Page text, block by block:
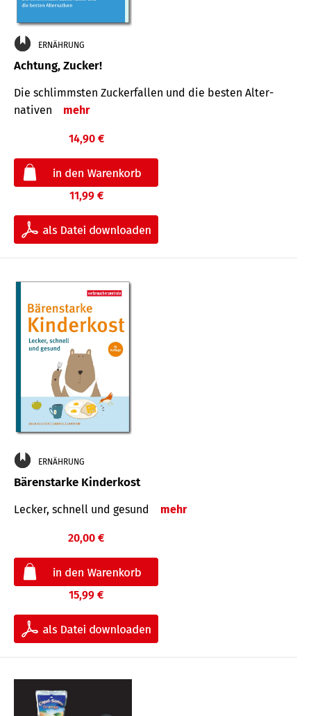
ERNÄHRUNG
Achtung, Zucker!
Die schlimmsten Zucker­fallen und die besten Alter­
nativen
mehr
14,90 €
11,99 €
ERNÄHRUNG
Bärenstarke Kinderkost
Lecker, schnell und gesund mehr
20,00 €
15,99 €